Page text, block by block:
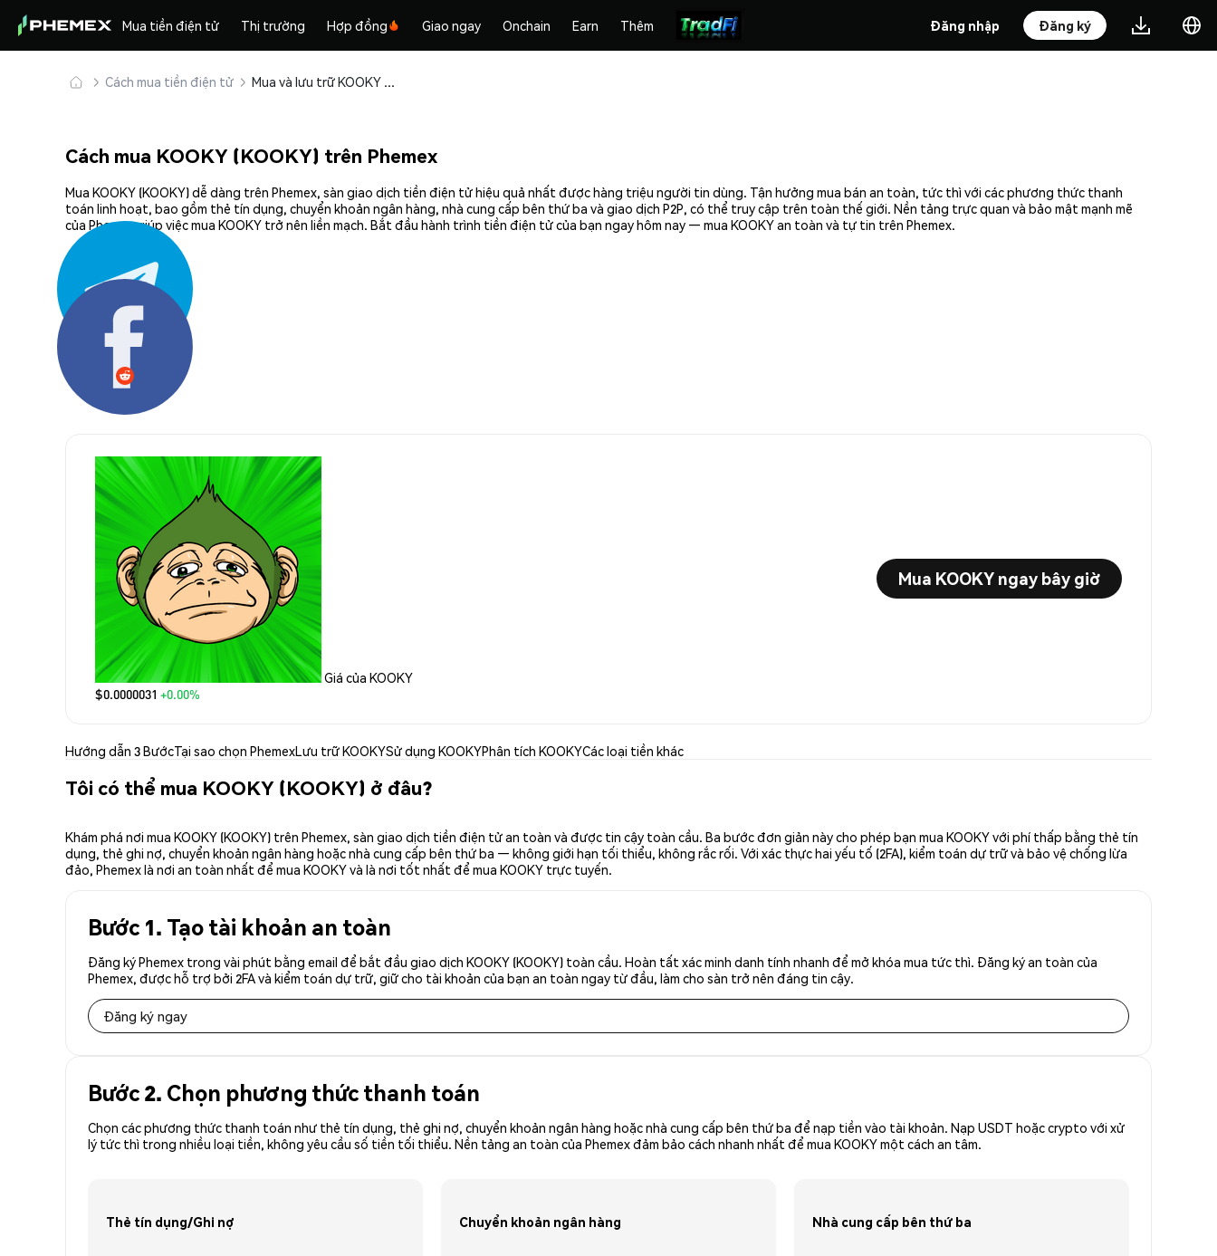
Mua tiền điện tử Thị trường Hợp đồng Giao ngay Onchain Earn Thêm Đăng nhập Đăng ký
Cách mua tiền điện tử Mua và lưu trữ KOOKY (KOOKY) an toàn
Cách mua KOOKY (KOOKY) trên Phemex
Mua KOOKY (KOOKY) dễ dàng trên Phemex, sàn giao dịch tiền điện tử hiệu quả nhất được hàng triệu người tin dùng. Tận hưởng mua bán an toàn, tức thì với các phương thức thanh
toán linh hoạt, bao gồm thẻ tín dụng, chuyển khoản ngân hàng, nhà cung cấp bên thứ ba và giao dịch P2P, có thể truy cập trên toàn thế giới. Nền tảng trực quan và bảo mật mạnh mẽ
của Phemex giúp việc mua KOOKY trở nên liền mạch. Bắt đầu hành trình tiền điện tử của bạn ngay hôm nay — mua KOOKY an toàn và tự tin trên Phemex.
Chia sẻ:
Giá của KOOKY
$0.0000031 +0.00%
Mua KOOKY ngay bây giờ
Hướng dẫn 3 BướcTại sao chọn PhemexLưu trữ KOOKYSử dụng KOOKYPhân tích KOOKYCác loại tiền khác
Tôi có thể mua KOOKY (KOOKY) ở đâu?
Khám phá nơi mua KOOKY (KOOKY) trên Phemex, sàn giao dịch tiền điện tử an toàn và được tin cậy toàn cầu. Ba bước đơn giản này cho phép bạn mua KOOKY với phí thấp bằng thẻ tín
dụng, thẻ ghi nợ, chuyển khoản ngân hàng hoặc nhà cung cấp bên thứ ba — không giới hạn tối thiểu, không rắc rối. Với xác thực hai yếu tố (2FA), kiểm toán dự trữ và bảo vệ chống lừa
đảo, Phemex là nơi an toàn nhất để mua KOOKY và là nơi tốt nhất để mua KOOKY trực tuyến.
Bước 1. Tạo tài khoản an toàn
Đăng ký Phemex trong vài phút bằng email để bắt đầu giao dịch KOOKY (KOOKY) toàn cầu. Hoàn tất xác minh danh tính nhanh để mở khóa mua tức thì. Đăng ký an toàn của
Phemex, được hỗ trợ bởi 2FA và kiểm toán dự trữ, giữ cho tài khoản của bạn an toàn ngay từ đầu, làm cho sàn trở nên đáng tin cậy.
Đăng ký ngay
Bước 2. Chọn phương thức thanh toán
Chọn các phương thức thanh toán như thẻ tín dụng, thẻ ghi nợ, chuyển khoản ngân hàng hoặc nhà cung cấp bên thứ ba để nạp tiền vào tài khoản. Nạp USDT hoặc crypto với xử
lý tức thì trong nhiều loại tiền, không yêu cầu số tiền tối thiểu. Nền tảng an toàn của Phemex đảm bảo cách nhanh nhất để mua KOOKY một cách an tâm.
Thẻ tín dụng/Ghi nợ Chuyển khoản ngân hàng Nhà cung cấp bên thứ ba